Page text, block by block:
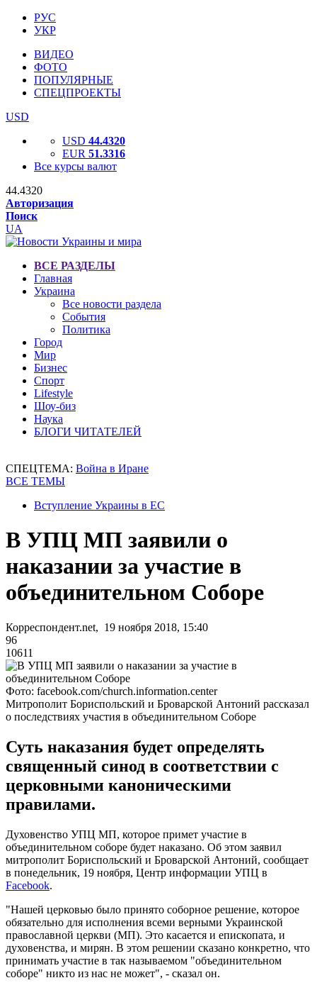
РУС
УКР
ВИДЕО
ФОТО
ПОПУЛЯРНЫЕ
СПЕЦПРОЕКТЫ
USD
USD 44.4320
EUR 51.3316
Все курсы валют
44.4320
Авторизация
Поиск
UA
ВСЕ РАЗДЕЛЫ
Главная
Украина
Все новости раздела
События
Политика
Город
Мир
Бизнес
Спорт
Lifestyle
Шоу-биз
Наука
БЛОГИ ЧИТАТЕЛЕЙ
СПЕЦТЕМА: Война в Иране
ВСЕ ТЕМЫ
Вступление Украины в ЕС
В УПЦ МП заявили о
наказании за участие в
объединительном Соборе
Корреспондент.net, 19 ноября 2018, 15:40
96
10611
Фото: facebook.com/church.information.center
Митрополит Бориспольский и Броварской Антоний рассказал
о последствиях участия в объединительном Соборе
Суть наказания будет определять
священный синод в соответствии с
церковными каноническими
правилами.
Духовенство УПЦ МП, которое примет участие в
объединительном соборе будет наказано. Об этом заявил
митрополит Бориспольский и Броварской Антоний, сообщает
в понедельник, 19 ноября, Центр информации УПЦ в
Facebook.
"Нашей церковью было принято соборное решение, которое
обязательно для исполнения всеми верными Украинской
православной церкви (МП). Это касается и епископата, и
духовенства, и мирян. В этом решении сказано конкретно, что
принимать участие в так называемом "объединительном
соборе" никто из нас не может", - сказал он.